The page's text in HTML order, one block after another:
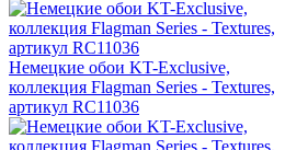
Немецкие обои KT-Exclusive,
коллекция Flagman Series - Textures,
артикул RC11036